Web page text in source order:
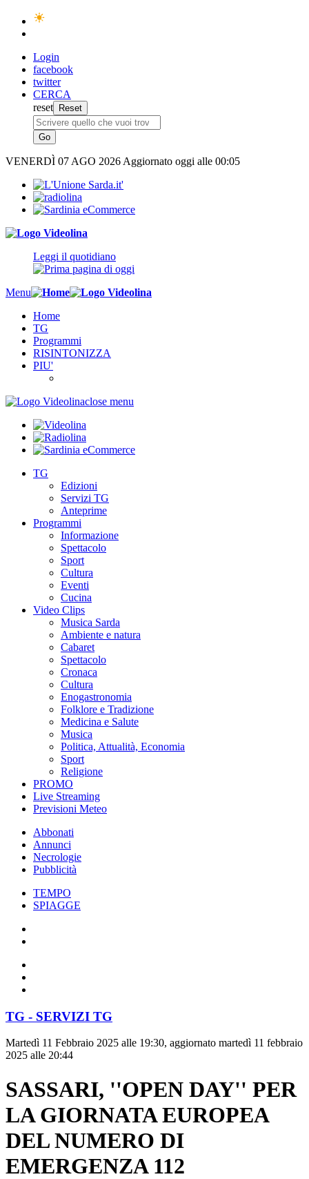
Login
facebook
twitter
CERCA
reset
VENERDÌ 07 AGO 2026 Aggiornato oggi alle 00:05
Leggi il quotidiano
Menu
Home
TG
Programmi
RISINTONIZZA
PIU'
close menu
TG
Edizioni
Servizi TG
Anteprime
Programmi
Informazione
Spettacolo
Sport
Cultura
Eventi
Cucina
Video Clips
Musica Sarda
Ambiente e natura
Cabaret
Spettacolo
Cronaca
Cultura
Enogastronomia
Folklore e Tradizione
Medicina e Salute
Musica
Politica, Attualità, Economia
Sport
Religione
PROMO
Live Streaming
Previsioni Meteo
Abbonati
Annunci
Necrologie
Pubblicità
TEMPO
SPIAGGE
TG - SERVIZI TG
Martedì 11 Febbraio 2025 alle 19:30, aggiornato martedì 11 febbraio
2025 alle 20:44
SASSARI, ''OPEN DAY'' PER
LA GIORNATA EUROPEA
DEL NUMERO DI
EMERGENZA 112